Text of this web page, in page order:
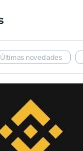
Últimas novedades